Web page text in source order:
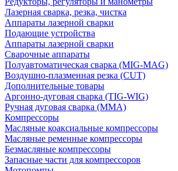
Лазерная сварка, резка, чистка
Аппараты лазерной сварки
Подающие устройства
Аппараты лазерной сварки
Сварочные аппараты
Полуавтоматическая сварка (MIG-MAG)
Воздушно-плазменная резка (CUT)
Дополнительные товары
Аргонно-дуговая сварка (TIG-WIG)
Ручная дуговая сварка (MMA)
Компрессоры
Масляные коаксиальные компрессоры
Масляные ременные компрессоры
Безмасляные компрессоры
Запасные части для компрессоров